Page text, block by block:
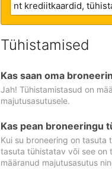
Tühistamised
Kas saan oma
Jah! Tühistamistasud on
majutusasutusele.
Kas pean broneeringu
Kui su broneering on tasuta
tasuta tühistatav või see on
määranud majutusasutus